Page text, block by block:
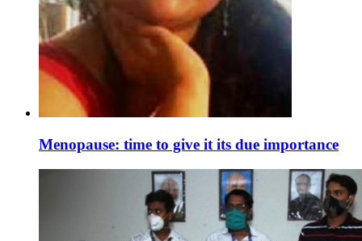
Menopause: time to give it its due importance